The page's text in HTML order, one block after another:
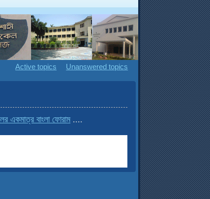
Active topics Unanswered topics
একমাত্র বাংলা ফোরাম....